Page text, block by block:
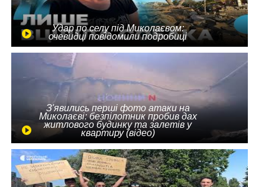
Удар по селу під Миколаєвом:
очевидці повідомили подробиці
З'явились перші фото атаки на
Миколаєві: безпілотник пробив дах
житлового будинку та залетів у
квартиру (відео)